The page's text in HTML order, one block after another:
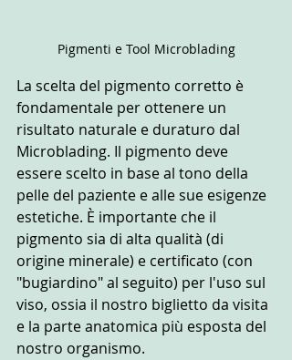
Pigmenti e Tool Microblading
La scelta del pigmento corretto è
fondamentale per ottenere un
risultato naturale e duraturo dal
Microblading. Il pigmento deve
essere scelto in base al tono della
pelle del paziente e alle sue esigenze
estetiche. È importante che il
pigmento sia di alta qualità (di
origine minerale) e certificato (con
"bugiardino" al seguito) per l'uso sul
viso, ossia il nostro biglietto da visita
e la parte anatomica più esposta del
nostro organismo.